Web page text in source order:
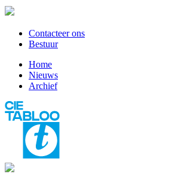
Contacteer ons
Bestuur
Home
Nieuws
Archief